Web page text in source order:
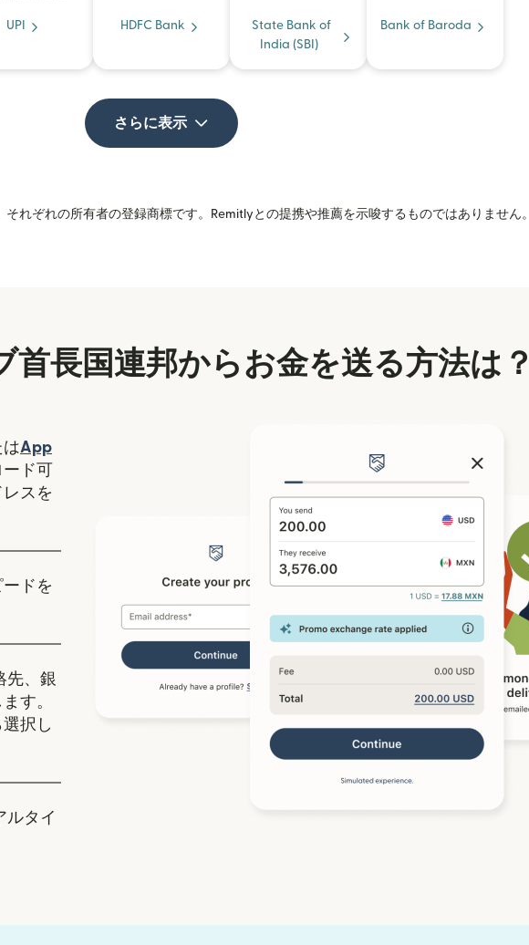
UPI HDFC Bank
State Bank of
India (SBI)
Bank of Baroda
さらに表示
れぞれの所有者の登録商標です。Remitlyとの提携や推薦を示唆するものではありません。
首長国連邦からお金を送る方法は？
ンドウで開きます）
はApp
で開きます）
ド可
スを
ードを
先、銀
す。
択し
ルタイ